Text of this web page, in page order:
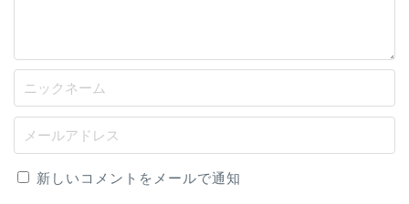
新しいコメントをメールで通知